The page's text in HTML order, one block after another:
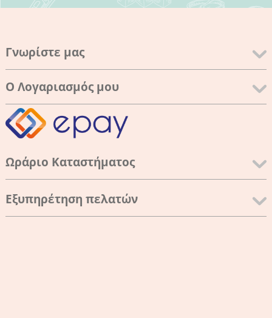
Γνωρίστε μας
Ο Λογαριασμός μου
Ωράριο Καταστήματος
Εξυπηρέτηση πελατών